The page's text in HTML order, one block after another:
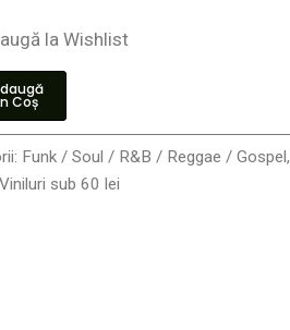
la Wishlist
Coș
Funk / Soul / R&B / Reggae / Gospel,
Viniluri sub 60 lei